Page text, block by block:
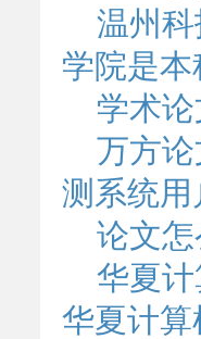
温州
学院是
学术
万方
测系统
论文
华夏
华夏计